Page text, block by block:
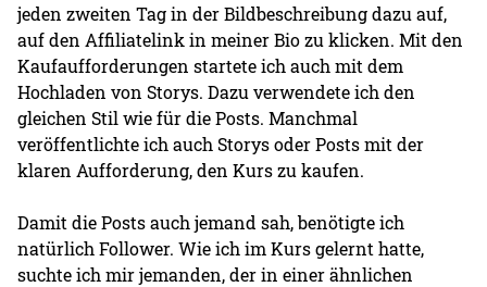
jeden zweiten Tag in der Bildbeschreibung dazu auf,
auf den Affiliatelink in meiner Bio zu klicken. Mit den
Kaufaufforderungen startete ich auch mit dem
Hochladen von Storys. Dazu verwendete ich den
gleichen Stil wie für die Posts. Manchmal
veröffentlichte ich auch Storys oder Posts mit der
klaren Aufforderung, den Kurs zu kaufen.
Damit die Posts auch jemand sah, benötigte ich
natürlich Follower. Wie ich im Kurs gelernt hatte,
suchte ich mir jemanden, der in einer ähnlichen